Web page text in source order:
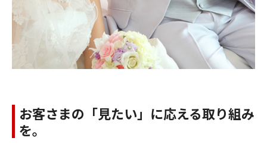
お客さまの「見たい」に応える取り組み
を。